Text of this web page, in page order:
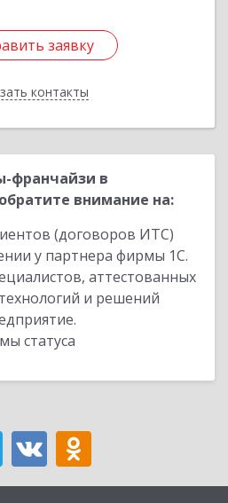
заявку
контакты
заявку
Назад
франчайзи в
внимание на:
(договоров ИТС)
у партнера фирмы 1С.
аттестованных
и решений
статуса